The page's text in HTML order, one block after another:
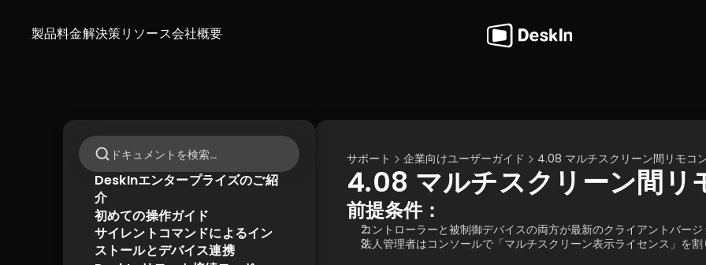
製品料金 リソース
解決策 会社概要
ドキュメントを検索…
DeskInエンタープライズのご紹
介
初めての操作ガイド
サイレントコマンドによるイン
ストールとデバイス連携
サポート 企業向けユーザーガイド 4.08 マルチスクリーン間リモコ
4.08 マルチスクリーン間リ
前提条件：
コントローラーと被制御デバイスの両方が最新のクライアントバー
法人管理者はコンソールで「マルチスクリーン表示ライセンス」を